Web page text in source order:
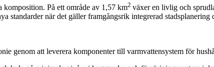
På ett område av 1,57 km2 växer en livlig och
standarder när det gäller framgångsrik integrerad
genom att leverera komponenter till varmvattensystem för